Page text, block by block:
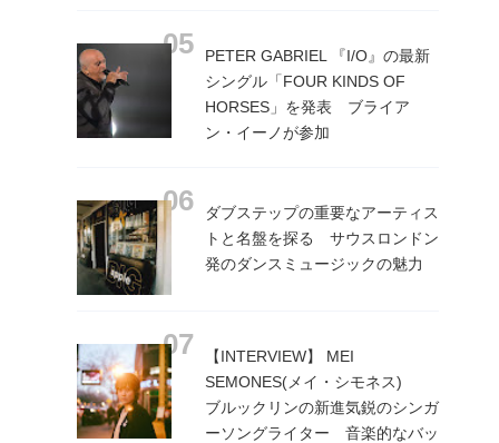
PETER GABRIEL 『I/O』の最新
シングル「FOUR KINDS OF
HORSES」を発表 ブライア
ン・イーノが参加
ダブステップの重要なアーティス
トと名盤を探る サウスロンドン
発のダンスミュージックの魅力
【INTERVIEW】 MEI
SEMONES(メイ・シモネス)
ブルックリンの新進気鋭のシンガ
ーソングライター 音楽的なバッ